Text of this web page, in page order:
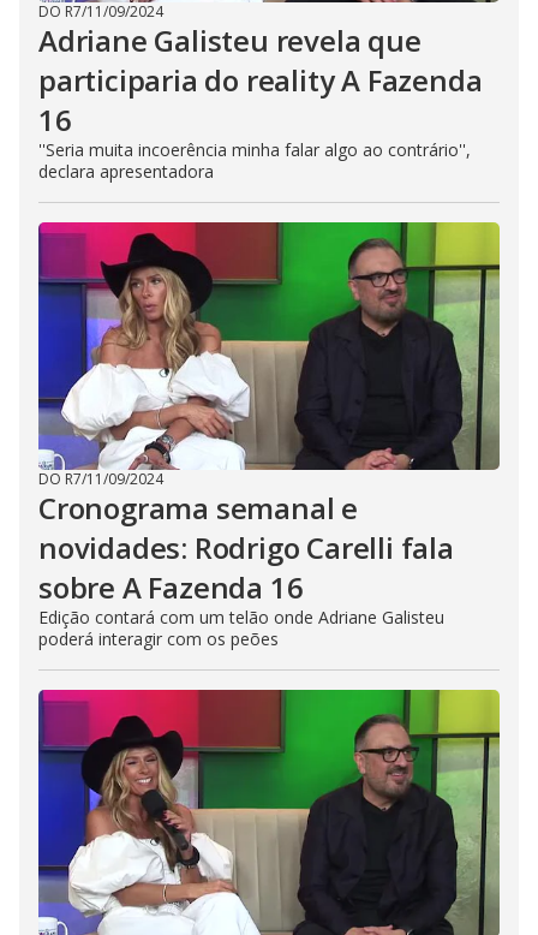
DO R7/11/09/2024
Adriane Galisteu revela que
participaria do reality A Fazenda
16
''Seria muita incoerência minha falar algo ao contrário'',
declara apresentadora
DO R7/11/09/2024
Cronograma semanal e
novidades: Rodrigo Carelli fala
sobre A Fazenda 16
Edição contará com um telão onde Adriane Galisteu
poderá interagir com os peões